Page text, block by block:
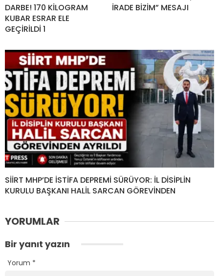
DARBE! 170 KİLOGRAM
KUBAR ESRAR ELE
GEÇİRİLDİ 1
İRADE BİZİM” MESAJI
SİİRT MHP’DE İSTİFA DEPREMİ SÜRÜYOR: İL DİSİPLİN
KURULU BAŞKANI HALİL SARCAN GÖREVİNDEN
YORUMLAR
Bir yanıt yazın
Yorum *